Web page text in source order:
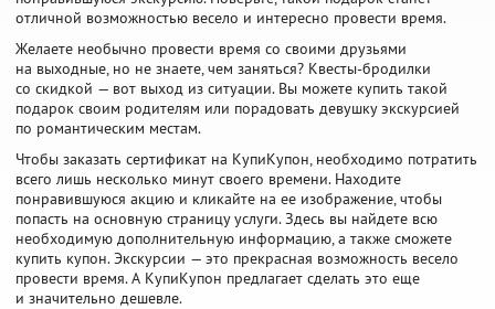
отличной возможностью весело и интересно провести время.
Желаете необычно провести время со своими друзьями
на выходные, но не знаете, чем заняться? Квесты-бродилки
со скидкой — вот выход из ситуации. Вы можете купить такой
подарок своим родителям или порадовать девушку экскурсией
по романтическим местам.
Чтобы заказать сертификат на КупиКупон, необходимо потратить
всего лишь несколько минут своего времени. Находите
понравившуюся акцию и кликайте на ее изображение, чтобы
попасть на основную страницу услуги. Здесь вы найдете всю
необходимую дополнительную информацию, а также сможете
купить купон. Экскурсии — это прекрасная возможность весело
провести время. А КупиКупон предлагает сделать это еще
и значительно дешевле.